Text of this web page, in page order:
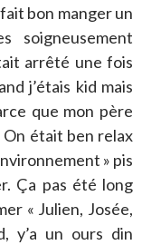
bon manger un
soigneusement
arrêté une fois
j’étais kid mais
que mon père
On était ben relax
» pis
Ça pas été long
« Julien, Josée,
y’a un ours din